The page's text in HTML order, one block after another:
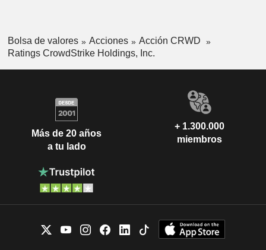
Bolsa de valores Acciones
Acción CRWD
Ratings CrowdStrike Holdings, Inc.
Más de 20 años
a tu lado
+ 1.300.000
miembros